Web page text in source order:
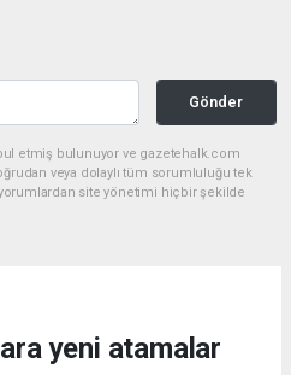
Gönder
etmiş bulunuyor ve gazetehalk.com
veya dolaylı tüm sorumluluğu tek
site yönetimi hiçbir şekilde
yeni atamalar